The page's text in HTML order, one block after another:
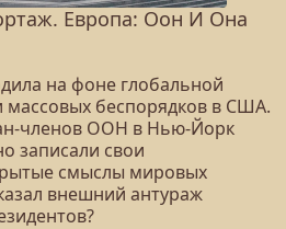
Европа: Оон И Она
на фоне глобальной
массовых беспорядков в США.
членов ООН в Нью-Йорк
записали свои
смыслы мировых
внешний антураж